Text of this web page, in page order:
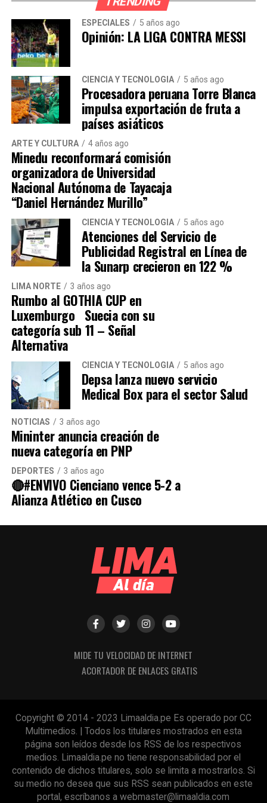
Navegación de entradas
Source link
“El alcalde Hernán Sifuentes solo prefiere
hacer conciertos. Y San Martín de Porres
sigue siendo un desastre”, afirmó un vecino
de la zona.
Otro vecino señaló que están en riesgo de
sufrir accidentes por la falta de señalización
y también temen sufrir asaltos.
“En cualquier momento atropellan a un
vecino. Encima, no hay iluminación ni
vigilancia. Estamos expuestos a que nos
asalten”, agregó
Hacemos un llamado al alcalde Hernán
Sifuentes a que escuche a los vecinos de San
Martín de Porres y solucione los problemas
que aquejan al distrito.
Navegación de entradas
Source link
Comparte esto:
ESPECIALES 5 años ago
Opinión: LA LIGA CONTRA MESSI
CIENCIA Y TECNOLOGÍA 5 años ago
Procesadora peruana Torre Blanca
impulsa exportación de fruta a
países asiáticos
ARTE Y CULTURA 4 años ago
Minedu reconformará comisión
organizadora de Universidad
Nacional Autónoma de Tayacaja
“Daniel Hernández Murillo”
CIENCIA Y TECNOLOGÍA 5 años ago
Atenciones del Servicio de
Publicidad Registral en Línea de
la Sunarp crecieron en 122 %
LIMA NORTE 3 años ago
Rumbo al GOTHIA CUP en
Luxemburgo Suecia con su
categoría sub 11 – Señal
Alternativa
CIENCIA Y TECNOLOGÍA 5 años ago
Depsa lanza nuevo servicio
Medical Box para el sector Salud
NOTICIAS 3 años ago
Mininter anuncia creación de
nueva categoría en PNP
DEPORTES 3 años ago
🔴#ENVIVO Cienciano vence 5-2 a
Alianza Atlético en Cusco
MIDE TU VELOCIDAD DE INTERNET
ACORTADOR DE ENLACES GRATIS
Copyright © 2014 - 2023 Limaaldia.pe Es operado por CC
Multimedios. | Todos los titulares mostrados en esta
página son leídos desde los RSS de los respectivos
medios. Limaaldia.pe no tiene responsabilidad por el
contenido de dichos titulares, solo se limita a mostrarlos. Si
su medio no desea que sus RSS sean publicados en este
portal, escríbanos awebmaster@limaaldia.com